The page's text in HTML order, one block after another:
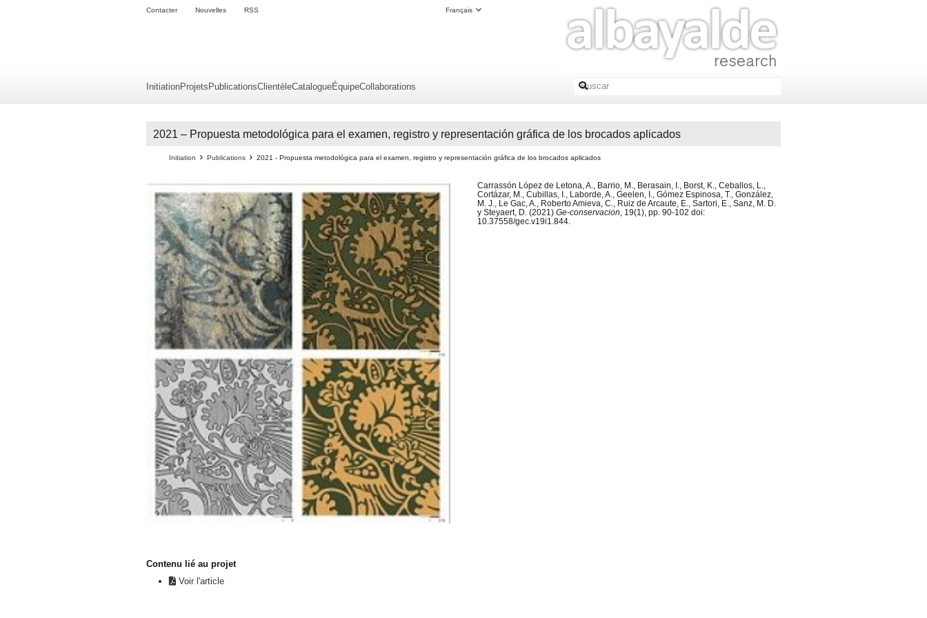
Contacter Nouvelles RSS Français
InitiationProjetsPublicationsClientèleCatalogueÉquipeCollaborations
2021 – Propuesta metodológica para el examen, registro y representación gráfica de los brocados aplicados
Initiation Publications 2021 - Propuesta metodológica para el examen, registro y representación gráfica de los brocados aplicados
Carrassón López de Letona, A., Barrio, M., Berasain, I., Borst, K., Ceballos, L.,
Cortázar, M., Cubillas, I., Laborde, A., Geelen, I., Gómez Espinosa, T., González,
M. J., Le Gac, A., Roberto Amieva, C., Ruiz de Arcaute, E., Sartori, E., Sanz, M. D.
y Steyaert, D. (2021) Ge-conservacion , 19(1), pp. 90-102 doi:
10.37558/gec.v19i1.844.
Contenu lié au projet
Voir l'article